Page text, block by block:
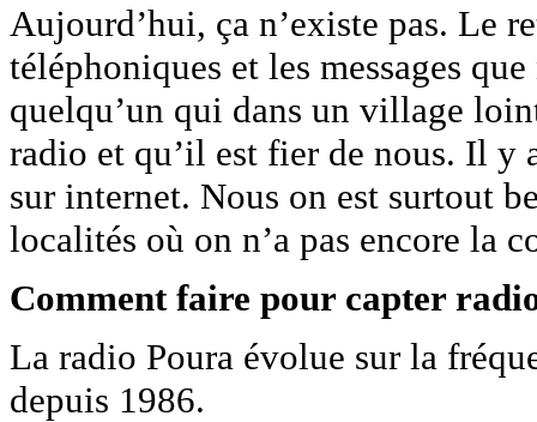
Aujourd’hui, ça n’existe pas. Le
téléphoniques et les messages
quelqu’un qui dans un village
radio et qu’il est fier de nous. Il y
sur internet. Nous on est surtout
localités où on n’a pas encore la
Comment faire pour capter
La radio Poura évolue sur la
depuis 1986.